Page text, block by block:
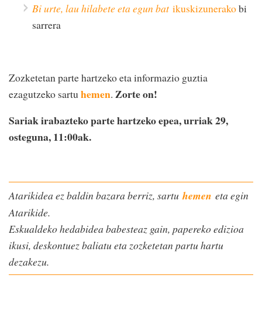
Bi urte, lau hilabete eta egun bat ikuskizunerakobi
sarrera
Zozketetan parte hartzeko eta informazio guztia
ezagutzeko sartu hemen. Zorte on!
Sariak irabazteko parte hartzeko epea, urriak 29,
osteguna, 11:00ak.
Atarikidea ez baldin bazara berriz, sartu hemen eta egin
Atarikide.
Eskualdeko hedabidea babesteaz gain, papereko edizioa
ikusi, deskontuez baliatu eta zozketetan partu hartu
dezakezu.